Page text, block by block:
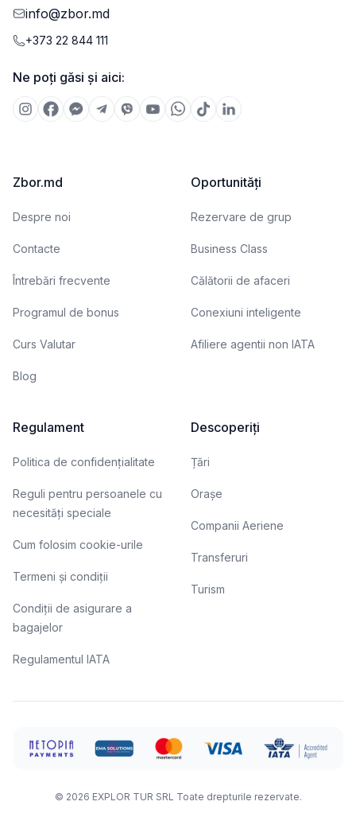
info@zbor.md
+373 22 844 111
Ne poți găsi și aici:
Zbor.md
Despre noi
Contacte
Întrebări frecvente
Programul de bonus
Curs Valutar
Blog
Oportunități
Rezervare de grup
Business Class
Călătorii de afaceri
Conexiuni inteligente
Afiliere agentii non IATA
Regulament
Politica de confidențialitate
Reguli pentru persoanele cu
necesități speciale
Cum folosim cookie-urile
Termeni și condiții
Condiții de asigurare a
bagajelor
Regulamentul IATA
Descoperiți
Țări
Orașe
Companii Aeriene
Transferuri
Turism
© 2026 EXPLOR TUR SRL Toate drepturile rezervate.